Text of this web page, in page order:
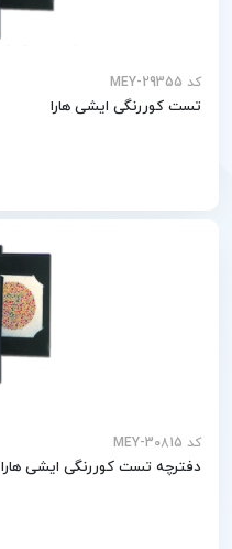
کد MEY-29355
تست کوررنگی ایشی هارا
کد MEY-30815
دفترچه تست کوررنگی ایشی هارا